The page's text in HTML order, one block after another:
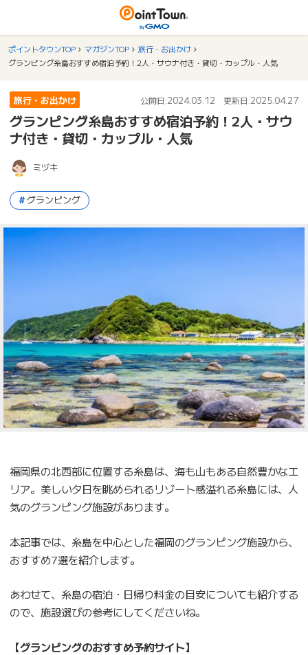
ポイントタウンTOP マガジンTOP
旅行・お出かけ
グランピング糸島おすすめ宿泊予約！2人・サウナ付き・貸切・カップル・人気
旅行・お出かけ 公開日:2024.03.12 更新日:2025.04.27
グランピング糸島おすすめ宿泊予約！2人・サウ
ナ付き・貸切・カップル・人気
ミヅキ
グランピング
福岡県の北西部に位置する糸島は、海も山もある自然豊かなエ
リア。美しい夕日を眺められるリゾート感溢れる糸島には、人
気のグランピング施設があります。
本記事では、糸島を中心とした福岡のグランピング施設から、
おすすめ7選を紹介します。
あわせて、糸島の宿泊・日帰り料金の目安についても紹介する
ので、施設選びの参考にしてくださいね。
【グランピングのおすすめ予約サイト】